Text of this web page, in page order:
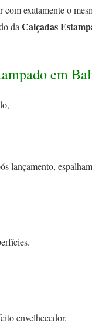
exatamente o
da Calçadas
em
lançamento,
envelhecedor.